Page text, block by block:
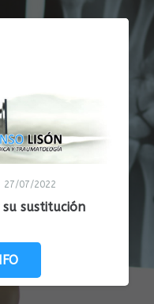
27/07/2022
sustitución